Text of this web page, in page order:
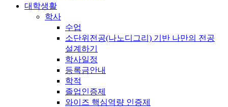
대학생활
학사
수업
소단위전공(나노디그리) 기반 나만의 전공
설계하기
학사일정
등록금안내
학적
졸업인증제
와이즈 핵심역량 인증제